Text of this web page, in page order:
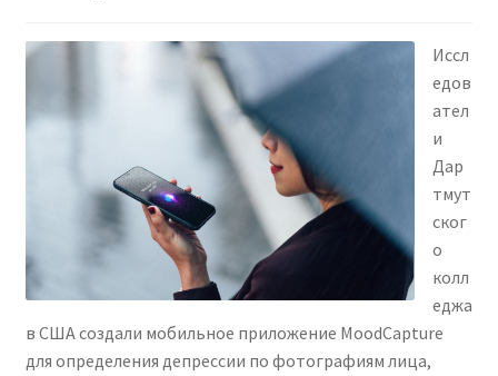
Иссл
едов
ател
и
Дар
тмут
ског
о
колл
еджа
в США создали мобильное приложение MoodCapture
для определения депрессии по фотографиям лица,